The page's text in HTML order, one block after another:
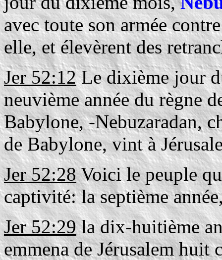
avec toute son armée
elle, et élevèrent des
Jer 52:12Le dixième jour
neuvième année du règne
Babylone, -Nebuzaradan,
de Babylone, vint à
Jer 52:28Voici le peuple
captivité: la septième
Jer 52:29la dix-huitième
emmena de Jérusalem huit